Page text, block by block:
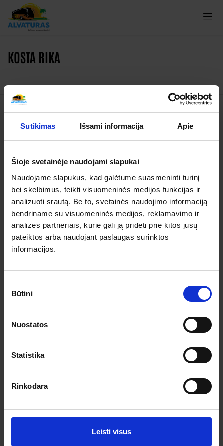
Sutikimas Išsami informacija Apie
Šioje svetainėje naudojami slapukai
Naudojame slapukus, kad galėtume suasmeninti turinį
bei skelbimus, teikti visuomeninės medijos funkcijas ir
analizuoti srautą. Be to, svetainės naudojimo informaciją
bendriname su visuomeninės medijos, reklamavimo ir
analizės partneriais, kurie gali ją pridėti prie kitos jūsų
pateiktos arba naudojant paslaugas surinktos
informacijos.
pasirinkimas
Būtini
Nuostatos
Statistika
Rinkodara
Leisti visus
KOSTA RIKA
Kelionės
Apie organizatorių
Apie mus
Kontaktai
Pagalba ir informacija
Išvykimo laikai
Dovanų kuponai
Kelionės sutartis
Pinigų grąžinimas
Užsisakykite prenumeratą ir gaukite geriausius pasiūlymus.